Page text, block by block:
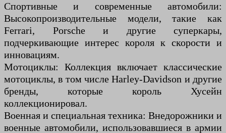
Спортивные и современные автомобили:
Высокопроизводительные модели, такие как
Ferrari, Porsche и другие суперкары,
подчеркивающие интерес короля к скорости и
инновациям.
Мотоциклы: Коллекция включает классические
мотоциклы, в том числе Harley-Davidson и другие
бренды, которые король Хусейн
коллекционировал.
Военная и специальная техника: Внедорожники и
военные автомобили, использовавшиеся в армии